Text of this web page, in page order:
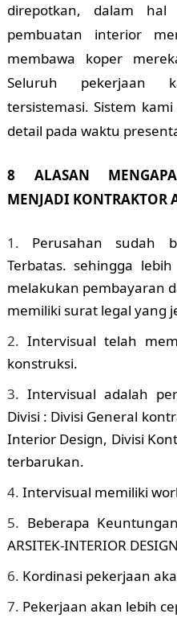
direpotkan, dalam
pembuatan interior
membawa koper
Seluruh pekerjaan
tersistemasi. Sistem
detail pada waktu
8 ALASAN
MENJADI KONTRAKTOR
Perusahan sudah
Terbatas. sehingga
melakukan pembayaran
memiliki surat legal yang
Intervisual telah
konstruksi.
Intervisual adalah
Divisi : Divisi General
Interior Design, Divisi
terbarukan.
Intervisual memiliki
Beberapa
ARSITEK-INTERIOR
Kordinasi pekerjaan
Pekerjaan akan lebih